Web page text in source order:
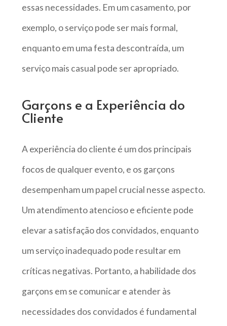
essas necessidades. Em um casamento, por
exemplo, o serviço pode ser mais formal,
enquanto em uma festa descontraída, um
serviço mais casual pode ser apropriado.
Garçons e a Experiência do
Cliente
A experiência do cliente é um dos principais
focos de qualquer evento, e os garçons
desempenham um papel crucial nesse aspecto.
Um atendimento atencioso e eficiente pode
elevar a satisfação dos convidados, enquanto
um serviço inadequado pode resultar em
críticas negativas. Portanto, a habilidade dos
garçons em se comunicar e atender às
necessidades dos convidados é fundamental